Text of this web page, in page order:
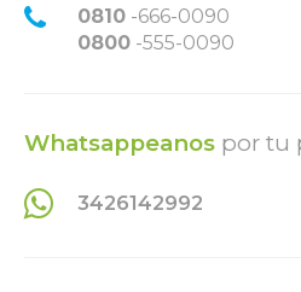
0810 -666-0090
0800 -555-0090
Whatsappeanos por tu
3426142992